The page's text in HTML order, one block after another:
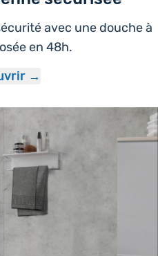
avec une douche à
en 48h.